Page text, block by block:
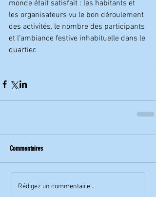
monde était satisfait : les habitants et
les organisateurs vu le bon déroulement
des activités, le nombre des participants
et l’ambiance festive inhabituelle dans le
quartier.
Commentaires
Rédigez un commentaire...